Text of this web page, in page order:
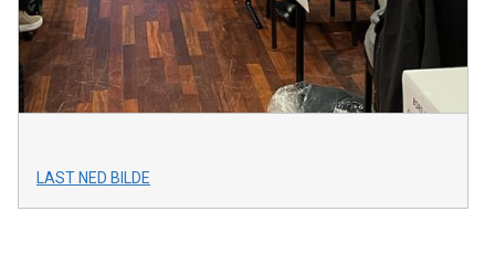
LAST NED BILDE